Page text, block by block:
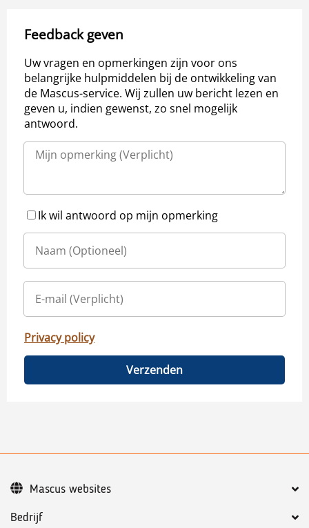
Feedback geven
Uw vragen en opmerkingen zijn voor ons
belangrijke hulpmiddelen bij de ontwikkeling van
de Mascus-service. Wij zullen uw bericht lezen en
geven u, indien gewenst, zo snel mogelijk
antwoord.
Ik wil antwoord op mijn opmerking
Privacy policy
Verzenden
Bedrijf
Mascus websites